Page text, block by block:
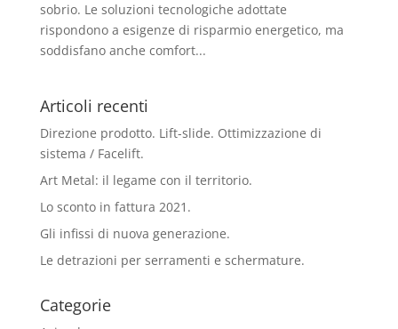
sobrio. Le soluzioni tecnologiche adottate
rispondono a esigenze di risparmio energetico, ma
soddisfano anche comfort...
Articoli recenti
Direzione prodotto. Lift-slide. Ottimizzazione di
sistema / Facelift.
Art Metal: il legame con il territorio.
Lo sconto in fattura 2021.
Gli infissi di nuova generazione.
Le detrazioni per serramenti e schermature.
Categorie